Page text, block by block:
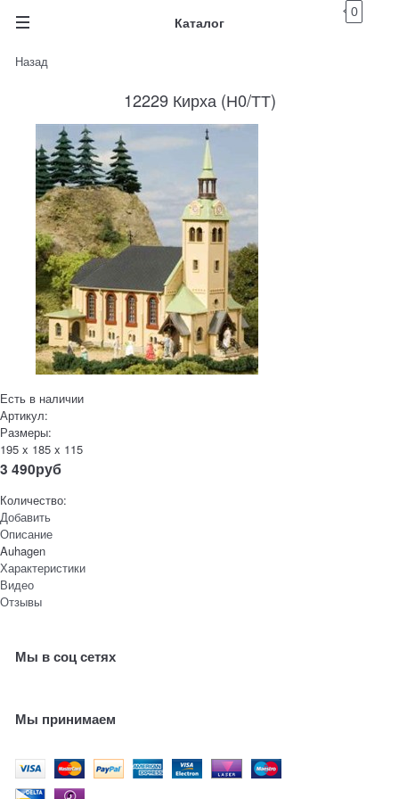
Каталог
0
Назад
12229 Кирха (Н0/ТТ)
Есть в наличии
Артикул:
Размеры:
195 x 185 x 115
3 490руб
Количество:
Добавить
Описание
Auhagen
Характеристики
Видео
Отзывы
Мы в соц сетях
Мы принимаем